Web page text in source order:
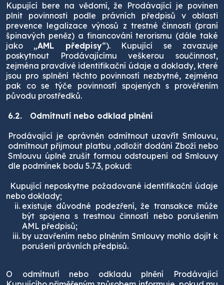
Kupující bere na vědomí, že Prodávající je povinen
plnit povinnosti podle právních předpisů v oblasti
prevence legalizace výnosů z trestné činnosti (praní
špinavých peněz) a financování terorismu (dále také
jako „AML předpisy“). Kupující se zavazuje
poskytnout Prodávajícímu veškerou součinnost,
zejména pravdivé identifikační údaje a doklady, které
jsou pro splnění těchto povinností nezbytné, zejména
pak co se týče povinností spojených s prověřením
původu prostředků.
6.2.
Odmítnutí nebo odklad plnění
Prodávající je oprávněn odmítnout uzavřít Smlouvu,
odmítnout přijmout platbu ,odložit dodání Zboží nebo
Smlouvu úplně zrušit formou odstoupení od Smlouvy
dle podmínek bodu 5.7.3, pokud:
Kupující neposkytne požadované identifikační údaje
nebo doklady;
existuje důvodné podezření, že transakce může
být spojena s trestnou činností nebo porušením
AML předpisů;
by uzavřením nebo plněním Smlouvy mohlo dojít k
porušení právních předpisů.
O odmítnutí nebo odkladu plnění Prodávající